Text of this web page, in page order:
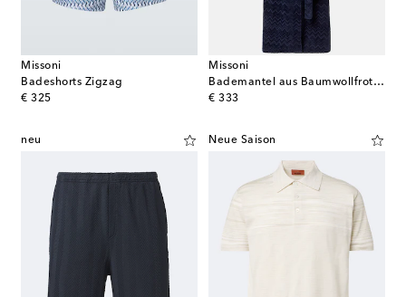
Missoni
Badeshorts Zigzag
€ 325
original price
Missoni
Bademantel aus Baumwollfrottee
€ 333
original price
neu Neue Saison